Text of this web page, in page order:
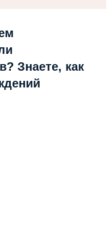
Знаете, как